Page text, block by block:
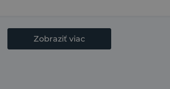
Zobraziť viac